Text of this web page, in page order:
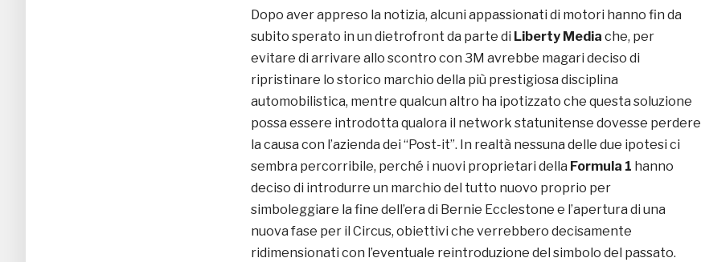
Dopo aver appreso la notizia, alcuni appassionati di motori hanno fin da
subito sperato in un dietrofront da parte di Liberty Media che, per
evitare di arrivare allo scontro con 3M avrebbe magari deciso di
ripristinare lo storico marchio della più prestigiosa disciplina
automobilistica, mentre qualcun altro ha ipotizzato che questa soluzione
possa essere introdotta qualora il network statunitense dovesse perdere
la causa con l’azienda dei “Post-it”. In realtà nessuna delle due ipotesi ci
sembra percorribile, perché i nuovi proprietari della Formula 1 hanno
deciso di introdurre un marchio del tutto nuovo proprio per
simboleggiare la fine dell’era di Bernie Ecclestone e l’apertura di una
nuova fase per il Circus, obiettivi che verrebbero decisamente
ridimensionati con l’eventuale reintroduzione del simbolo del passato.